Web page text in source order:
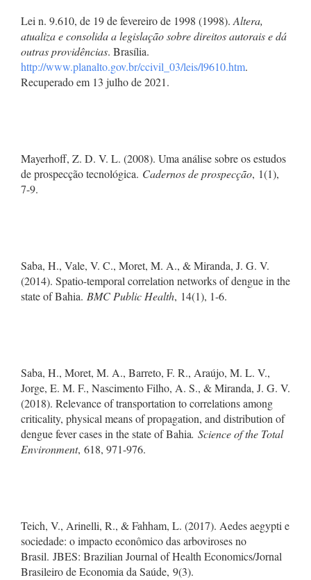
Lei n. 9.610, de 19 de fevereiro de 1998 (1998). Altera,
atualiza e consolida a legislação sobre direitos autorais e dá
outras providências. Brasília.
http://www.planalto.gov.br/ccivil_03/leis/l9610.htm.
Recuperado em 13 julho de 2021.
Mayerhoff, Z. D. V. L. (2008). Uma análise sobre os estudos
de prospecção tecnológica. Cadernos de prospecção, 1(1),
7-9.
Saba, H., Vale, V. C., Moret, M. A., & Miranda, J. G. V.
(2014). Spatio-temporal correlation networks of dengue in the
state of Bahia. BMC Public Health, 14(1), 1-6.
Saba, H., Moret, M. A., Barreto, F. R., Araújo, M. L. V.,
Jorge, E. M. F., Nascimento Filho, A. S., & Miranda, J. G. V.
(2018). Relevance of transportation to correlations among
criticality, physical means of propagation, and distribution of
dengue fever cases in the state of Bahia. Science of the Total
Environment, 618, 971-976.
Teich, V., Arinelli, R., & Fahham, L. (2017). Aedes aegypti e
sociedade: o impacto econômico das arboviroses no
Brasil. JBES: Brazilian Journal of Health Economics/Jornal
Brasileiro de Economia da Saúde, 9(3).